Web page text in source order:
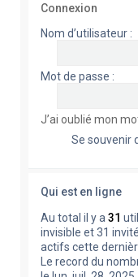
Connexion
Nom d’utilisateur :
Mot de passe :
J’ai oublié mon
Se souvenir
Qui est en ligne
Au total il y a 31
invisible et 31
actifs cette
Le record du